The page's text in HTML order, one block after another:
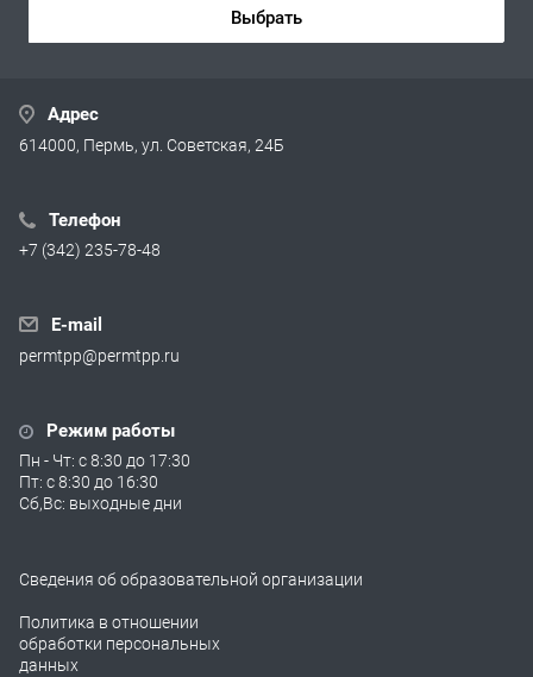
Выбрать
Адрес
614000, Пермь, ул. Советская, 24Б
Телефон
+7 (342) 235-78-48
E-mail
permtpp@permtpp.ru
Режим работы
Пн - Чт: с 8:30 до 17:30
Пт: с 8:30 до 16:30
Сб,Вс: выходные дни
Сведения об образовательной организации
Политика в отношении
обработки персональных
данных